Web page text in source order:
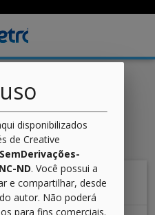
disponibilizados
de Creative
ND. Você possui a
e compartilhar, desde
autor. Não poderá
para fins comerciais.